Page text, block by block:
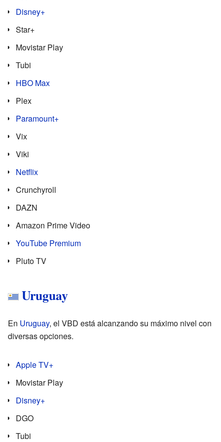
Disney+
Star+
Movistar Play
Tubi
HBO Max
Plex
Paramount+
Vix
Viki
Netflix
Crunchyroll
DAZN
Amazon Prime Video
YouTube Premium
Pluto TV
Uruguay
En Uruguay, el VBD está alcanzando su máximo nivel con
diversas opciones.
Apple TV+
Movistar Play
Disney+
DGO
Tubi